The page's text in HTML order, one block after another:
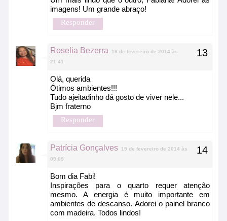
imagens! Um grande abraço!
Responder
Roselia Bezerra
18 de fevereiro de 2014 às
21:41
Olá, querida
Ótimos ambientes!!!
Tudo ajeitadinho dá gosto de viver nele...
Bjm fraterno
Responder
Patrícia Gonçalves
19 de fevereiro de 2014 às
09:09
Bom dia Fabi!
Inspirações para o quarto requer atenção
mesmo. A energia é muito importante em
ambientes de descanso. Adorei o painel branco
com madeira. Todos lindos!